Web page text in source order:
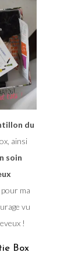
du
ainsi
soin
pour ma
vu
!
Box